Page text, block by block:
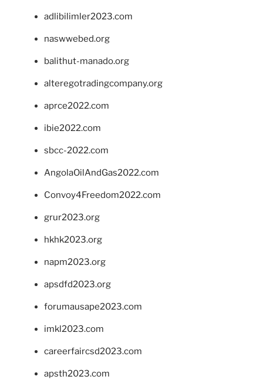
adlibilimler2023.com
naswwebed.org
balithut-manado.org
alteregotradingcompany.org
aprce2022.com
ibie2022.com
sbcc-2022.com
AngolaOilAndGas2022.com
Convoy4Freedom2022.com
grur2023.org
hkhk2023.org
napm2023.org
apsdfd2023.org
forumausape2023.com
imkl2023.com
careerfaircsd2023.com
apsth2023.com